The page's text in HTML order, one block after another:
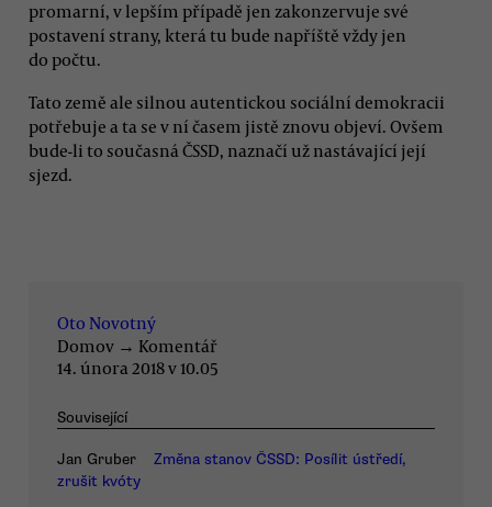
promarní, v lepším případě jen zakonzervuje své
postavení strany, která tu bude napříště vždy jen
do počtu.
Tato země ale silnou autentickou sociální demokracii
potřebuje a ta se v ní časem jistě znovu objeví. Ovšem
bude-li to současná ČSSD, naznačí už nastávající její
sjezd.
Oto Novotný
Domov → Komentář
14. února 2018 v 10.05
Související
Jan Gruber
Změna stanov ČSSD: Posílit ústředí,
zrušit kvóty